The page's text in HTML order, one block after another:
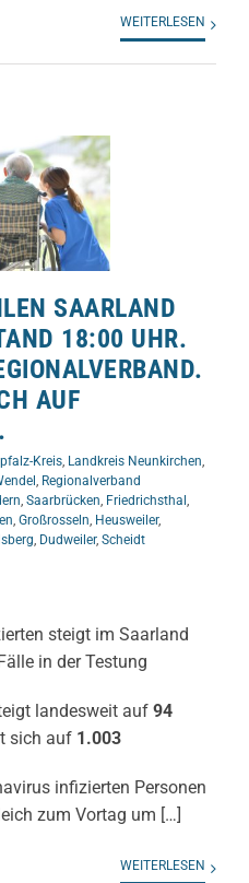
WEITERLESEN
SAARLAND
18:00 UHR.
AUF
Kreis, Landkreis Neunkirchen,
, Regionalverband
, Saarbrücken, Friedrichsthal ,
, Großrosseln, Heusweiler,
, Dudweiler, Scheidt
steigt im Saarland
in der Testung
landesweit auf 94
sich auf 1.003
infizierten Personen
zum Vortag um […]
WEITERLESEN